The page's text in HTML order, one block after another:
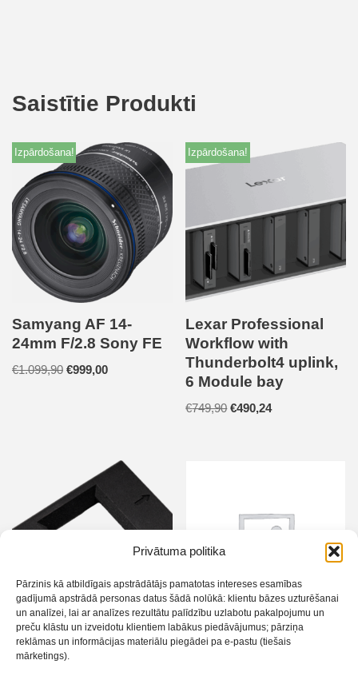
Privātuma politika
Pārzinis kā atbildīgais apstrādātājs pamatotas intereses esamības
gadījumā apstrādā personas datus šādā nolūkā: klientu bāzes uzturēšanai
un analīzei, lai ar analīzes rezultātu palīdzību uzlabotu pakalpojumu un
preču klāstu un izveidotu klientiem labākus piedāvājumus; pārziņa
reklāmas un informācijas materiālu piegādei pa e-pastu (tiešais
mārketings).
Saistītie Produkti
Izpārdošana!
Samyang AF 14-
24mm F/2.8 Sony FE
€1.099,90 €999,00
Izpārdošana!
Lexar Professional
Workflow with
Thunderbolt4 uplink,
6 Module bay
€749,90 €490,24
Valoi Easy35 126
Holder
Lexar Professional